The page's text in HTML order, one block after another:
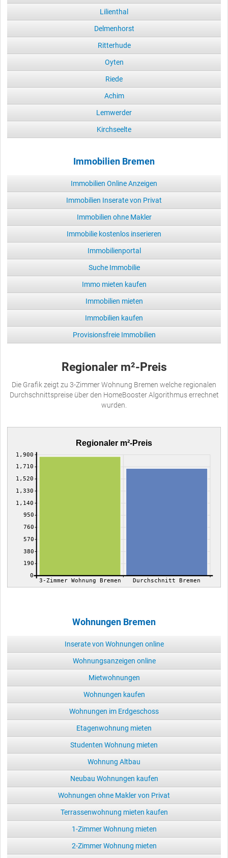
Lilienthal
Delmenhorst
Ritterhude
Oyten
Riede
Achim
Lemwerder
Kirchseelte
Immobilien Bremen
Immobilien Online Anzeigen
Immobilien Inserate von Privat
Immobilien ohne Makler
Immobilie kostenlos inserieren
Immobilienportal
Suche Immobilie
Immo mieten kaufen
Immobilien mieten
Immobilien kaufen
Provisionsfreie Immobilien
Regionaler m²-Preis
Die Grafik zeigt zu 3-Zimmer Wohnung Bremen welche regionalen
Durchschnittspreise über den HomeBooster Algorithmus errechnet
wurden.
Regionaler m²-Preis
0
190
380
570
760
950
1,140
1,330
1,520
1,710
1,900
3-Zimmer Wohnung Bremen Durchschnitt Bremen
Wohnungen Bremen
Inserate von Wohnungen online
Wohnungsanzeigen online
Mietwohnungen
Wohnungen kaufen
Wohnungen im Erdgeschoss
Etagenwohnung mieten
Studenten Wohnung mieten
Wohnung Altbau
Neubau Wohnungen kaufen
Wohnungen ohne Makler von Privat
Terrassenwohnung mieten kaufen
1-Zimmer Wohnung mieten
2-Zimmer Wohnung mieten